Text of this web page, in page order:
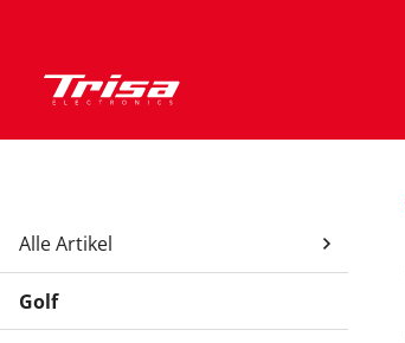
Alle Artikel
Golf